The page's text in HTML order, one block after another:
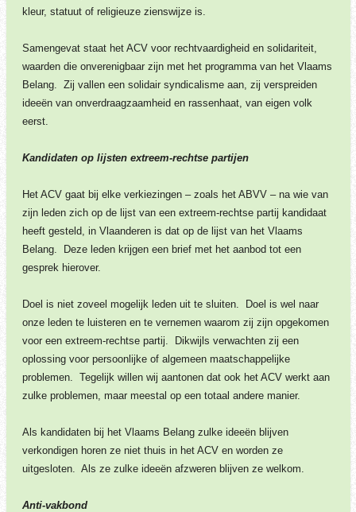
kleur, statuut of religieuze zienswijze is.
Samengevat staat het ACV voor rechtvaardigheid en solidariteit,
waarden die onverenigbaar zijn met het programma van het Vlaams
Belang. Zij vallen een solidair syndicalisme aan, zij verspreiden
ideeën van onverdraagzaamheid en rassenhaat, van eigen volk
eerst.
Kandidaten op lijsten extreem-rechtse partijen
Het ACV gaat bij elke verkiezingen – zoals het ABVV – na wie van
zijn leden zich op de lijst van een extreem-rechtse partij kandidaat
heeft gesteld, in Vlaanderen is dat op de lijst van het Vlaams
Belang. Deze leden krijgen een brief met het aanbod tot een
gesprek hierover.
Doel is niet zoveel mogelijk leden uit te sluiten. Doel is wel naar
onze leden te luisteren en te vernemen waarom zij zijn opgekomen
voor een extreem-rechtse partij. Dikwijls verwachten zij een
oplossing voor persoonlijke of algemeen maatschappelijke
problemen. Tegelijk willen wij aantonen dat ook het ACV werkt aan
zulke problemen, maar meestal op een totaal andere manier.
Als kandidaten bij het Vlaams Belang zulke ideeën blijven
verkondigen horen ze niet thuis in het ACV en worden ze
uitgesloten. Als ze zulke ideeën afzweren blijven ze welkom.
Anti-vakbond